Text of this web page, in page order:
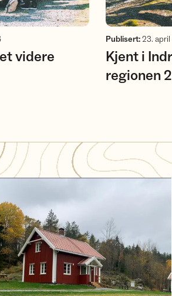
videre
Publisert:23.
Kjent i
regionen
til hytte i Fjella